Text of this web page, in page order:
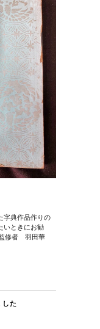
字典作品作りの
いときにお勧
修者 羽田華
た